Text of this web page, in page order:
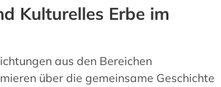
Kulturelles Erbe im
aus den Bereichen
über die gemeinsame Geschichte